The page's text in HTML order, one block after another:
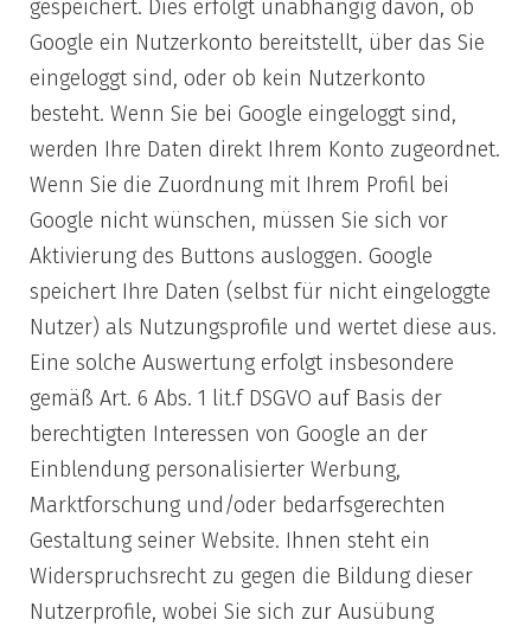
gespeichert. Dies erfolgt unabhängig davon, ob
Google ein Nutzerkonto bereitstellt, über das Sie
eingeloggt sind, oder ob kein Nutzerkonto
besteht. Wenn Sie bei Google eingeloggt sind,
werden Ihre Daten direkt Ihrem Konto zugeordnet.
Wenn Sie die Zuordnung mit Ihrem Profil bei
Google nicht wünschen, müssen Sie sich vor
Aktivierung des Buttons ausloggen. Google
speichert Ihre Daten (selbst für nicht eingeloggte
Nutzer) als Nutzungsprofile und wertet diese aus.
Eine solche Auswertung erfolgt insbesondere
gemäß Art. 6 Abs. 1 lit.f DSGVO auf Basis der
berechtigten Interessen von Google an der
Einblendung personalisierter Werbung,
Marktforschung und/oder bedarfsgerechten
Gestaltung seiner Website. Ihnen steht ein
Widerspruchsrecht zu gegen die Bildung dieser
Nutzerprofile, wobei Sie sich zur Ausübung